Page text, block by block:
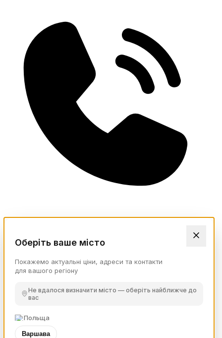
Оберіть ваше місто
Покажемо актуальні ціни, адреси та контакти
для вашого регіону
Не вдалося визначити місто — оберіть найближче до
вас
Польща
Варшава